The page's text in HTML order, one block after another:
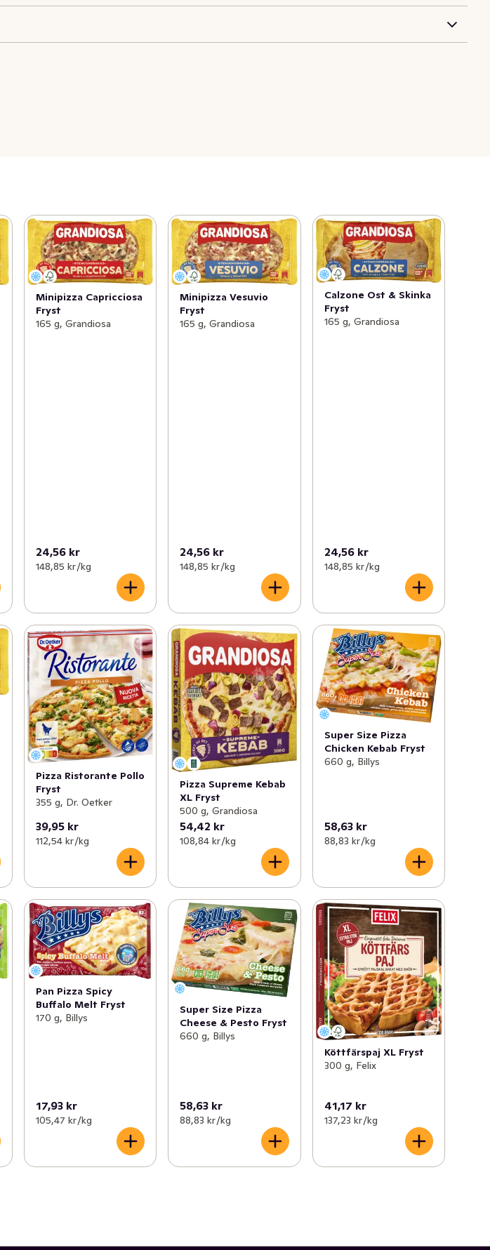
Minipizza Capricciosa
Fryst
165 g, Grandiosa
24,56 kr
148,85 kr /kg
Minipizza Vesuvio
Fryst
165 g, Grandiosa
24,56 kr
148,85 kr /kg
Calzone Ost & Skinka
Fryst
165 g, Grandiosa
24,56 kr
148,85 kr /kg
Pizza Ristorante Pollo
Fryst
355 g, Dr. Oetker
39,95 kr
112,54 kr /kg
Pizza Supreme Kebab
XL Fryst
500 g, Grandiosa
54,42 kr
108,84 kr /kg
Super Size Pizza
Chicken Kebab Fryst
660 g, Billys
58,63 kr
88,83 kr /kg
Pan Pizza Spicy
Buffalo Melt Fryst
170 g, Billys
17,93 kr
105,47 kr /kg
Super Size Pizza
Cheese & Pesto Fryst
660 g, Billys
58,63 kr
88,83 kr /kg
Köttfärspaj XL Fryst
300 g, Felix
41,17 kr
137,23 kr /kg